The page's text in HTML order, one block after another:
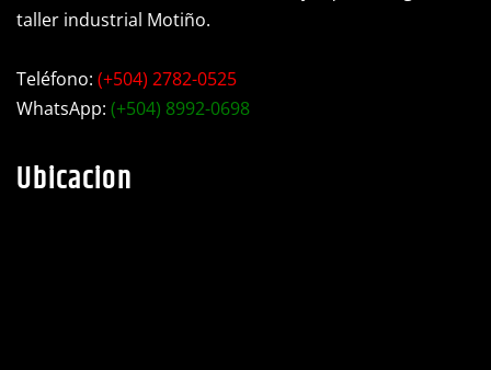
taller industrial Motiño.
Teléfono: (+504) 2782-0525
WhatsApp: (+504) 8992-0698
Ubicacion